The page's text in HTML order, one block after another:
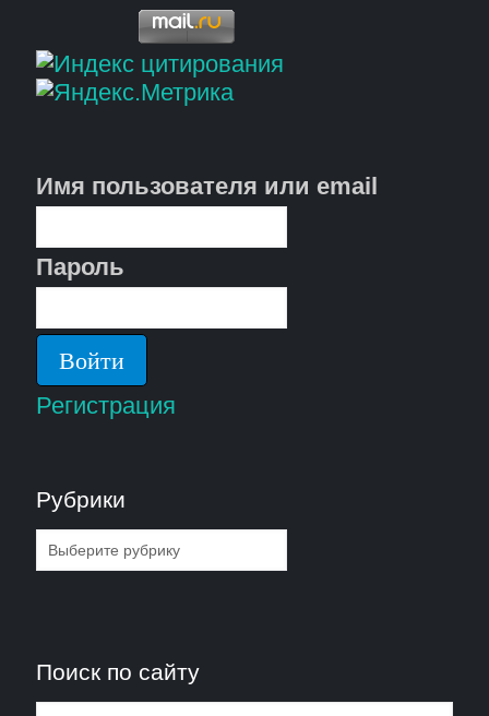
Имя пользователя или email
Пароль
Регистрация
Рубрики
Рубрики
Поиск по сайту